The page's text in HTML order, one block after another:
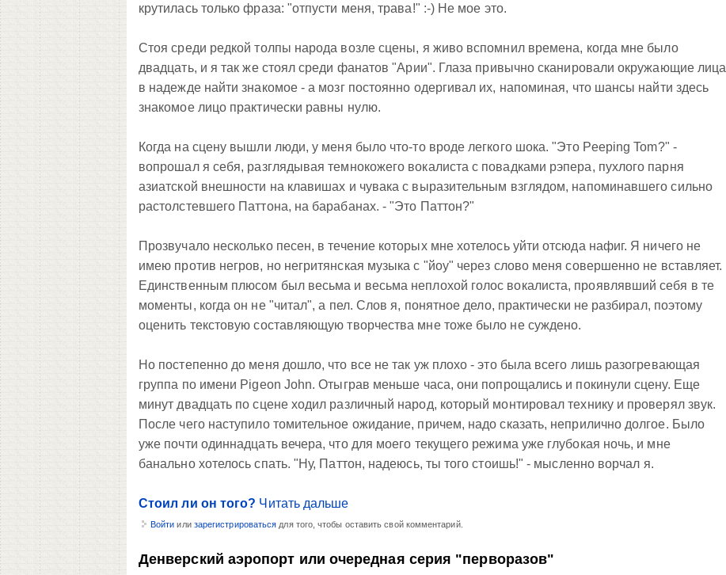
крутилась только фраза: "отпусти меня, трава!" :-) Не мое это.
Стоя среди редкой толпы народа возле сцены, я живо вспомнил времена, когда мне было
двадцать, и я так же стоял среди фанатов "Арии". Глаза привычно сканировали окружающие лица
в надежде найти знакомое - а мозг постоянно одергивал их, напоминая, что шансы найти здесь
знакомое лицо практически равны нулю.
Когда на сцену вышли люди, у меня было что-то вроде легкого шока. "Это Peeping Tom?" -
вопрошал я себя, разглядывая темнокожего вокалиста с повадками рэпера, пухлого парня
азиатской внешности на клавишах и чувака с выразительным взглядом, напоминавшего сильно
растолстевшего Паттона, на барабанах. - "Это Паттон?"
Прозвучало несколько песен, в течение которых мне хотелось уйти отсюда нафиг. Я ничего не
имею против негров, но негритянская музыка с "йоу" через слово меня совершенно не вставляет.
Единственным плюсом был весьма и весьма неплохой голос вокалиста, проявлявший себя в те
моменты, когда он не "читал", а пел. Слов я, понятное дело, практически не разбирал, поэтому
оценить текстовую составляющую творчества мне тоже было не суждено.
Но постепенно до меня дошло, что все не так уж плохо - это была всего лишь разогревающая
группа по имени Pigeon John. Отыграв меньше часа, они попрощались и покинули сцену. Еще
минут двадцать по сцене ходил различный народ, который монтировал технику и проверял звук.
После чего наступило томительное ожидание, причем, надо сказать, неприлично долгое. Было
уже почти одиннадцать вечера, что для моего текущего режима уже глубокая ночь, и мне
банально хотелось спать. "Ну, Паттон, надеюсь, ты того стоишь!" - мысленно ворчал я.
Стоил ли он того? Читать дальше
Войти или зарегистрироваться для того, чтобы оставить свой комментарий.
Денверский аэропорт или очередная серия "перворазов"